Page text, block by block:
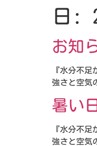
日:
お知
『水分不
強さと空気
暑い
『水分不
強さと空気